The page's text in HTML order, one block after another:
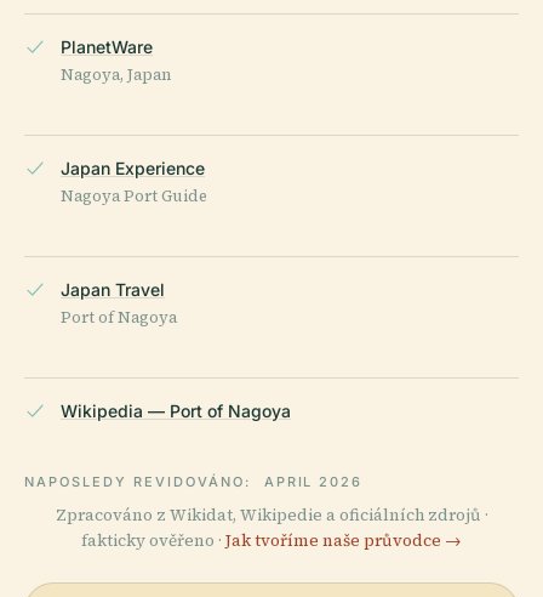
PlanetWare
Nagoya, Japan
Japan Experience
Nagoya Port Guide
Japan Travel
Port of Nagoya
Wikipedia — Port of Nagoya
NAPOSLEDY REVIDOVÁNO: APRIL 2026
Zpracováno z Wikidat, Wikipedie a oficiálních zdrojů ·
fakticky ověřeno · Jak tvoříme naše průvodce →